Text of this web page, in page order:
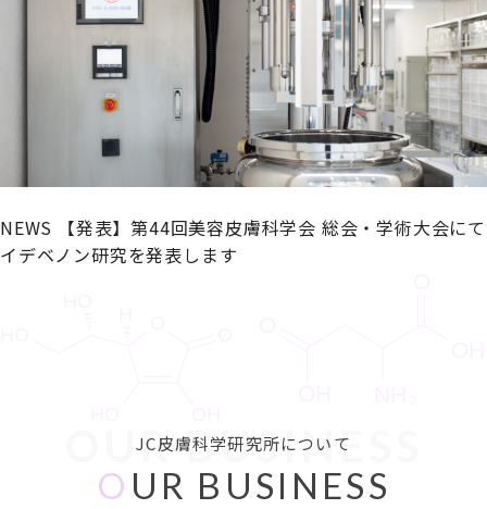
NEWS
【発表】第44回美容皮膚科学会 総会・学術大会にて
イデベノン研究を発表します
JC皮膚科学研究所について
OUR BUSINESS
O UR BUSINESS